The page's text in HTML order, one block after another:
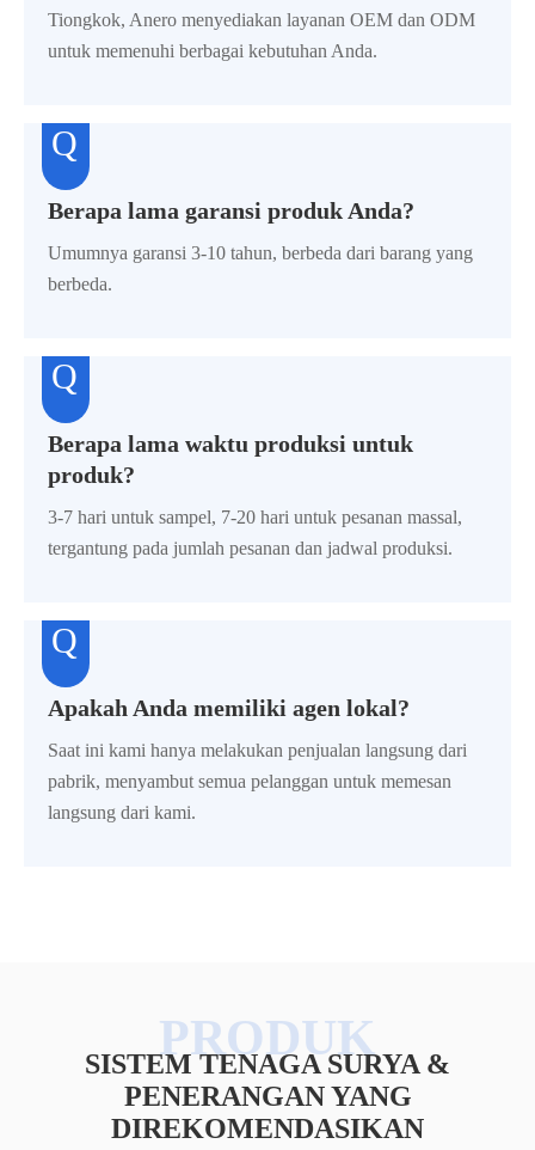
Tiongkok, Anero menyediakan layanan OEM dan ODM
untuk memenuhi berbagai kebutuhan Anda.
Berapa lama garansi produk Anda?
Umumnya garansi 3-10 tahun, berbeda dari barang yang
berbeda.
Berapa lama waktu produksi untuk
produk?
3-7 hari untuk sampel, 7-20 hari untuk pesanan massal,
tergantung pada jumlah pesanan dan jadwal produksi.
Apakah Anda memiliki agen lokal?
Saat ini kami hanya melakukan penjualan langsung dari
pabrik, menyambut semua pelanggan untuk memesan
langsung dari kami.
SISTEM TENAGA SURYA &
PENERANGAN YANG
DIREKOMENDASIKAN